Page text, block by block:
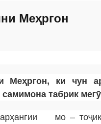
Меҳргон
ки чун
табрик
мо –